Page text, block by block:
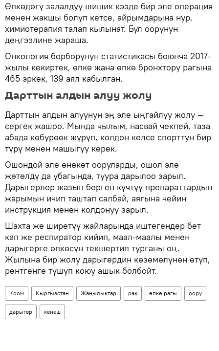
Өпкөдөгү залалдуу шишик кээде бир эле операция
менен жакшы болуп кетсе, айрымдарына нур,
химиотерапия талап кылынат. Бул оорунун
деңгээлине жараша.
Онкология борборунун статистикасы боюнча 2017-
жылы кекиртек, өпкө жана өпкө бронхтору рагына
465 эркек, 139 аял кабылган.
Дарттын алдын алуу жолу
Дарттын алдын алуунун эң эле ыңгайлуу жолу —
сергек жашоо. Мында чылым, насвай чекпей, таза
абада көбүрөөк жүрүп, колдон келсе спорттун бир
түрү менен машыгуу керек.
Ошондой эле өнөкөт ооруларды, ошол эле
жөтөлдү да убагында, туура дарылоо зарыл.
Дарыгерлер жазып берген күчтүү препараттардын
жарымын ичип таштап салбай, аягына чейин
инструкция менен колдонуу зарыл.
Шахта же ширетүү жайларында иштегендер бет
кап же респиратор кийип, маал-маалы менен
дарыгерге өпкөсүн текшертип турганы оң.
Жылына бир жолу дарыгердин көзөмөлүнөн өтүп,
рентгенге түшүп коюу ашык болбойт.
Коом Кыргызстан Жаңылыктар рак өпкө рагы оору
дарыгер кеңеш